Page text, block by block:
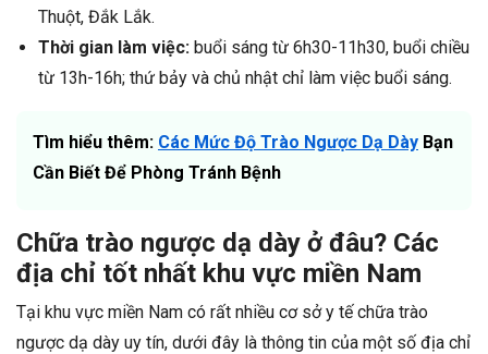
Thuột, Đắk Lắk.
Thời gian làm việc: buổi sáng từ 6h30-11h30, buổi chiều
từ 13h-16h; thứ bảy và chủ nhật chỉ làm việc buổi sáng.
Tìm hiểu thêm: Các Mức Độ Trào Ngược Dạ Dày Bạn
Cần Biết Để Phòng Tránh Bệnh
Chữa trào ngược dạ dày ở đâu? Các
địa chỉ tốt nhất khu vực miền Nam
Tại khu vực miền Nam có rất nhiều cơ sở y tế chữa trào
ngược dạ dày uy tín, dưới đây là thông tin của một số địa chỉ